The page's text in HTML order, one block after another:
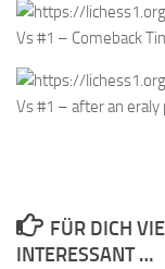
Vs #1 – Comeback
Vs #1 – after an eraly
FÜR DICH
INTERESSANT …